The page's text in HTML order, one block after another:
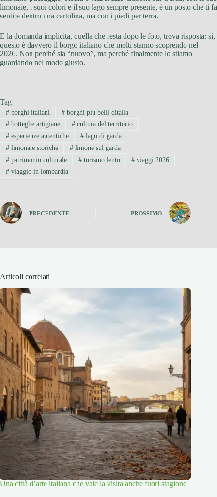
limonaie, i suoi colori e il suo lago sempre presente, è un posto che ti fa
sentire dentro una cartolina, ma con i piedi per terra.
E la domanda implicita, quella che resta dopo le foto, trova risposta: sì,
questo è davvero il borgo italiano che molti stanno scoprendo nel
2026. Non perché sia “nuovo”, ma perché finalmente lo stiamo
guardando nel modo giusto.
Tag
#borghi italiani #borghi piu belli ditalia
#botteghe artigiane #cultura del territorio
#esperienze autentiche #lago di garda
#limonaie storiche #limone sul garda
#patrimonio culturale #turismo lento # viaggi 2026
#viaggio in lombardia
PRECEDENTE PROSSIMO
Articoli correlati
Una città d’arte italiana che vale la visita anche fuori stagione